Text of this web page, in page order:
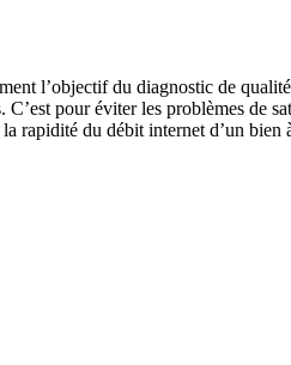
l’objectif du diagnostic de
pour éviter les problèmes de
rapidité du débit internet d’un